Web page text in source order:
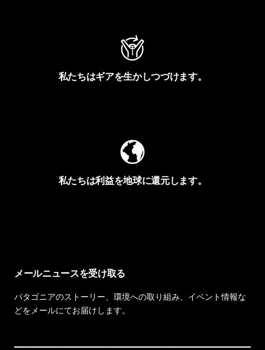
私たちはギアを生かしつづけます。
私たちは利益を地球に還元します。
メールニュースを受け取る
パタゴニアのストーリー、環境への取り組み、イベント情報な
どをメールにてお届けします。